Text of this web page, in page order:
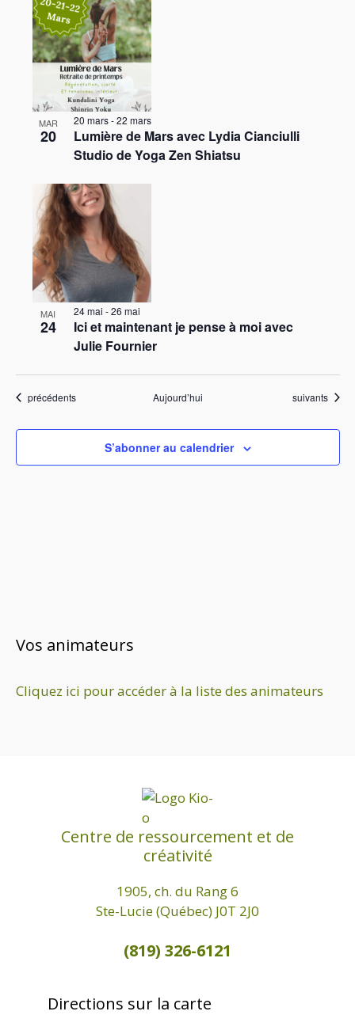
MAR
20
20 mars-22 mars
Lumière de Mars avec Lydia Cianciulli
Studio de Yoga Zen Shiatsu
MAI
24
24 mai -26 mai
Ici et maintenant je pense à moi avec
Julie Fournier
Évènements
précédents Aujourd’hui Évènements
suivants
S’abonner au calendrier
Vos animateurs
Cliquez ici pour accéder à la liste des animateurs
Centre de ressourcement et de
créativité
1905, ch. du Rang 6
Ste-Lucie (Québec) J0T 2J0
(819) 326-6121
Directions sur la carte